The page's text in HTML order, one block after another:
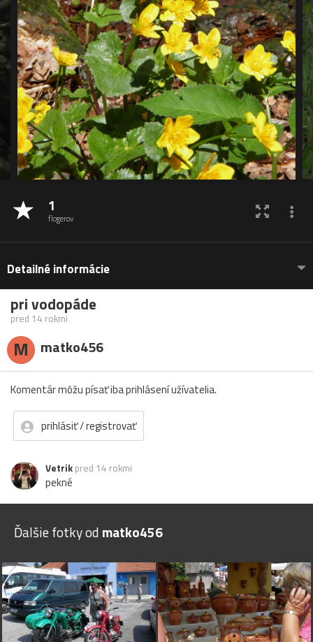
1
flogerov
Detailné informácie
pri vodopáde
pred 14 rokmi
M matko456
Komentár môžu písať iba prihlásení užívatelia.
prihlásiť / registrovať
Vetrik pred 14 rokmi
pekné
Ďalšie fotky od matko456